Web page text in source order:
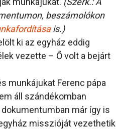
beszámolókon
is.)
ki az egyház eddig
vezette – Ő volt a bejárt
munkájukat Ferenc pápa
áll szándékomban
már így is
misszióját vezethetik